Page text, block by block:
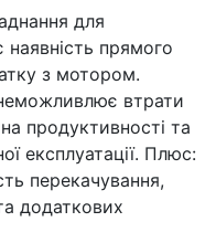
для
наявність прямого
з мотором.
втрати
продуктивності та
експлуатації. Плюс:
перекачування,
додаткових